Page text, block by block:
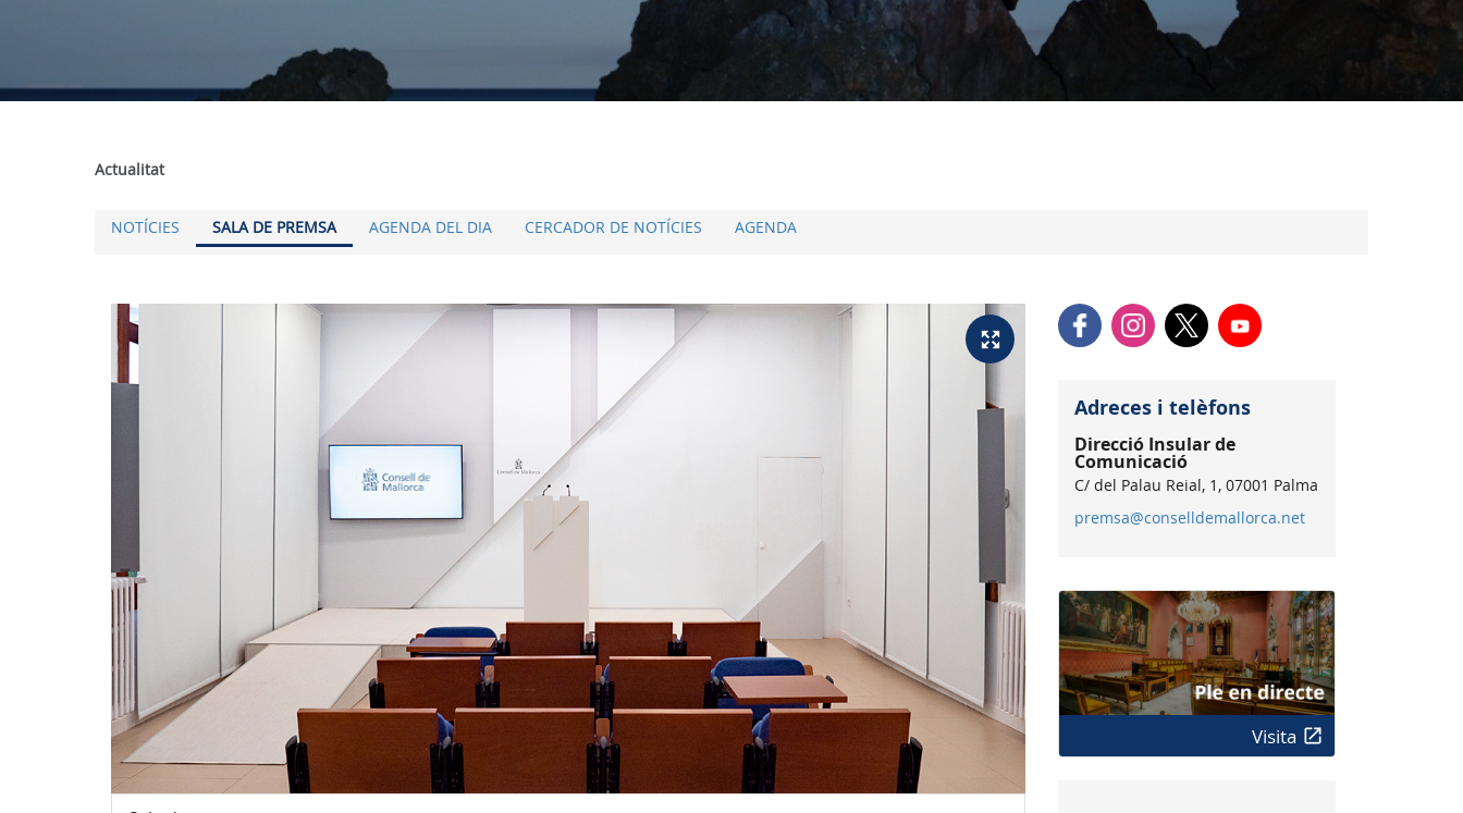
Actualitat
NOTÍCIES SALA DE PREMSA AGENDA DEL DIA CERCADOR DE NOTÍCIES AGENDA
Adreces i telèfons
Direcció Insular de
Comunicació
C/ del Palau Reial, 1, 07001 Palma
premsa@conselldemallorca.net
Visita